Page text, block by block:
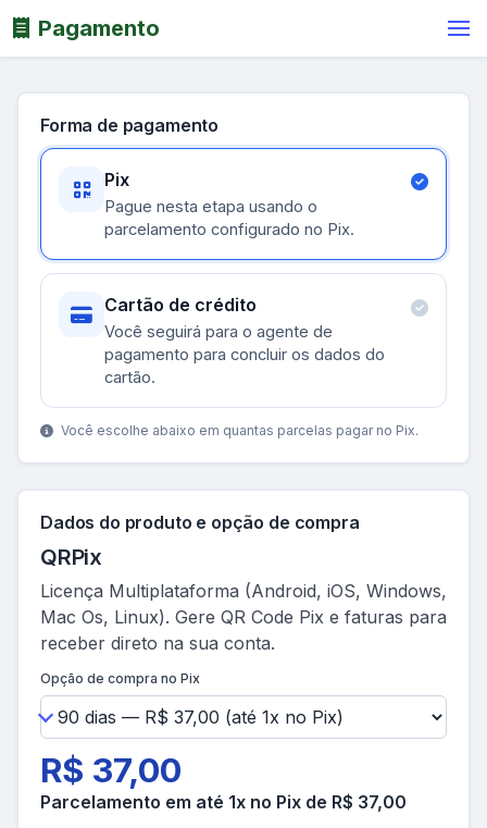
Pagamento
Dados do produto e opção de compra
QRPix
Licença Multiplataforma (Android, iOS, Windows,
Mac Os, Linux). Gere QR Code Pix e faturas para
receber direto na sua conta.
Opção de compra no Pix
R$ 37,00
Parcelamento em até 1x no Pix de R$ 37,00
Forma de pagamento
Pix
Pague nesta etapa usando o
parcelamento configurado no Pix.
Cartão de crédito
Você seguirá para o agente de
pagamento para concluir os dados do
cartão.
Você escolhe abaixo em quantas parcelas pagar no Pix.